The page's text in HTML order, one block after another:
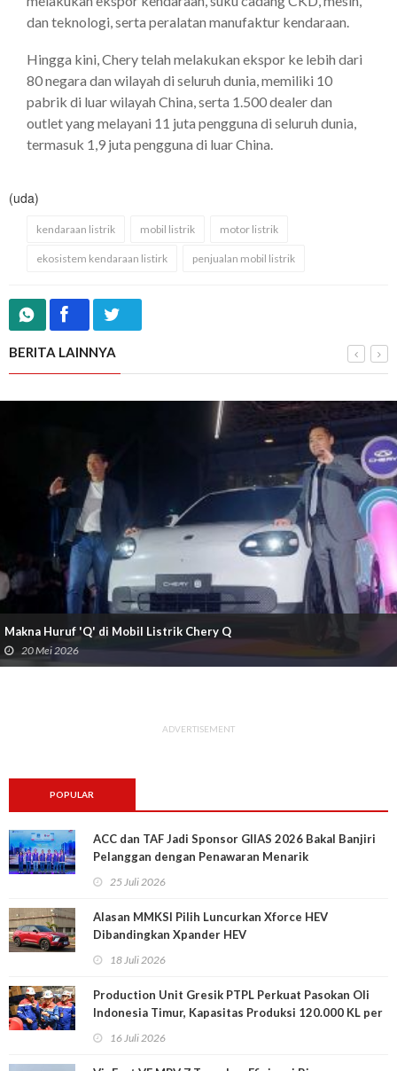
dan teknologi, serta peralatan manufaktur kendaraan.
Hingga kini, Chery telah melakukan ekspor ke lebih dari
80 negara dan wilayah di seluruh dunia, memiliki 10
pabrik di luar wilayah China, serta 1.500 dealer dan
outlet yang melayani 11 juta pengguna di seluruh dunia,
termasuk 1,9 juta pengguna di luar China.
(uda)
kendaraan listrik mobil listrik motor listrik
ekosistem kendaraan listirk penjualan mobil listrik
BERITA LAINNYA
Makna Huruf 'Q' di Mobil Listrik Chery Q
20 Mei 2026
ADVERTISEMENT
POPULAR
ACC dan TAF Jadi Sponsor GIIAS 2026 Bakal Banjiri
Pelanggan dengan Penawaran Menarik
25 Juli 2026
Alasan MMKSI Pilih Luncurkan Xforce HEV
Dibandingkan Xpander HEV
18 Juli 2026
Production Unit Gresik PTPL Perkuat Pasokan Oli
Indonesia Timur, Kapasitas Produksi 120.000 KL per
Tahun
16 Juli 2026